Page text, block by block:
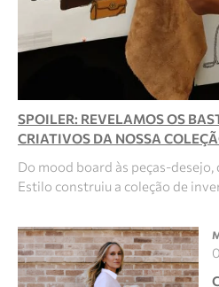
SPOILER: REVELAMOS OS
CRIATIVOS DA NOSSA
Do mood board às peças-
Estilo construiu a coleção de